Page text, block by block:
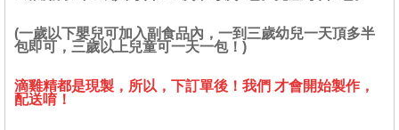
(一歲以下嬰兒可加入副食品內，一到三歲幼兒一天頂多半
包即可，三歲以上兒童可一天一包！)
滴雞精都是現製，所以，下訂單後！我們 才會開始製作，
配送唷！